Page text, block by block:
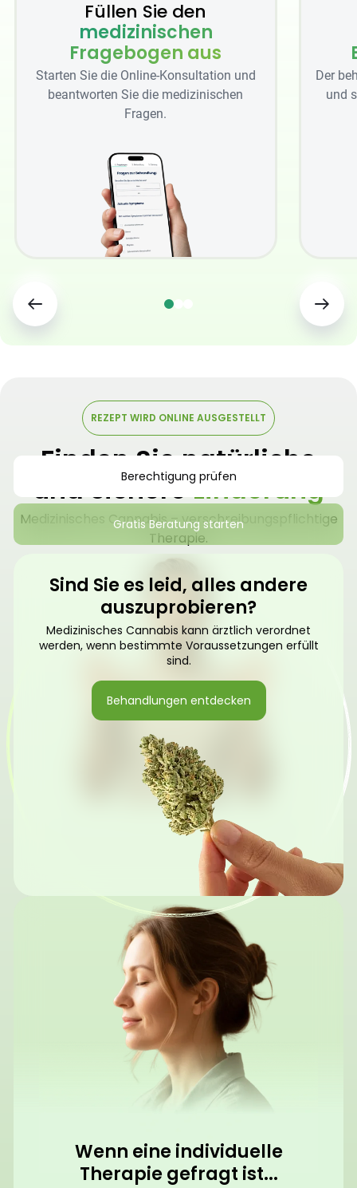
Füllen Sie den
medizinischen
Fragebogen aus
Starten Sie die Online-Konsultation und
beantworten Sie die medizinischen
Fragen.
Der
und
REZEPT WIRD ONLINE AUSGESTELLT
Finden Sie natürliche
und sichereLinderung
Medizinisches Cannabis – verschreibungspflichtige
Therapie.
Berechtigung prüfen
Gratis Beratung starten
Sind Sie es leid, alles andere
auszuprobieren?
Medizinisches Cannabis kann ärztlich verordnet
werden, wenn bestimmte Voraussetzungen erfüllt
sind.
Behandlungen entdecken
Wenn eine individuelle
Therapie gefragt ist...